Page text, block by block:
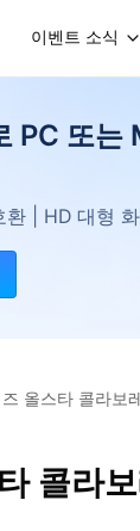
이벤트 소식
PC 또는
| HD 대형
올스타 콜라보
콜라